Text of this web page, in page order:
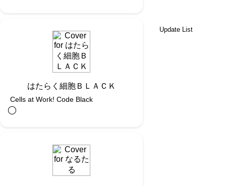
はたらく細胞ＢＬＡＣＫ
Cells at Work! Code Black
◯︎